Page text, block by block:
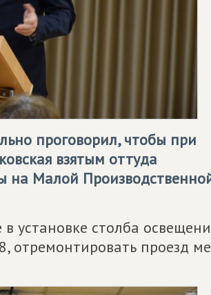
проговорил, чтобы при
взятым оттуда
на Малой
установке столба
проезд